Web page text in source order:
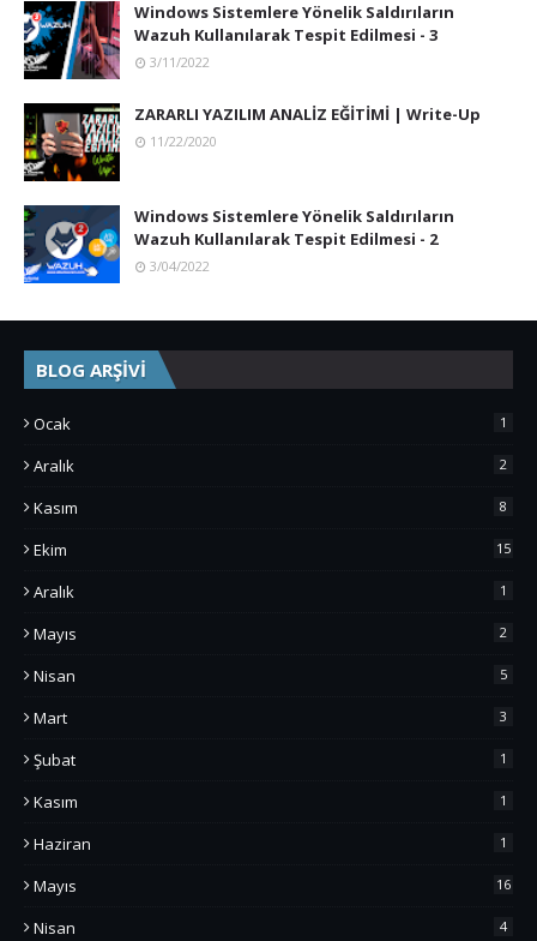
Windows Sistemlere Yönelik Saldırıların
Wazuh Kullanılarak Tespit Edilmesi - 3
3/11/2022
ZARARLI YAZILIM ANALİZ EĞİTİMİ | Write-Up
11/22/2020
Windows Sistemlere Yönelik Saldırıların
Wazuh Kullanılarak Tespit Edilmesi - 2
3/04/2022
BLOG ARŞİVİ
Ocak 1
Aralık 2
Kasım 8
Ekim 15
Aralık 1
Mayıs 2
Nisan 5
Mart 3
Şubat 1
Kasım 1
Haziran 1
Mayıs 16
Nisan 4